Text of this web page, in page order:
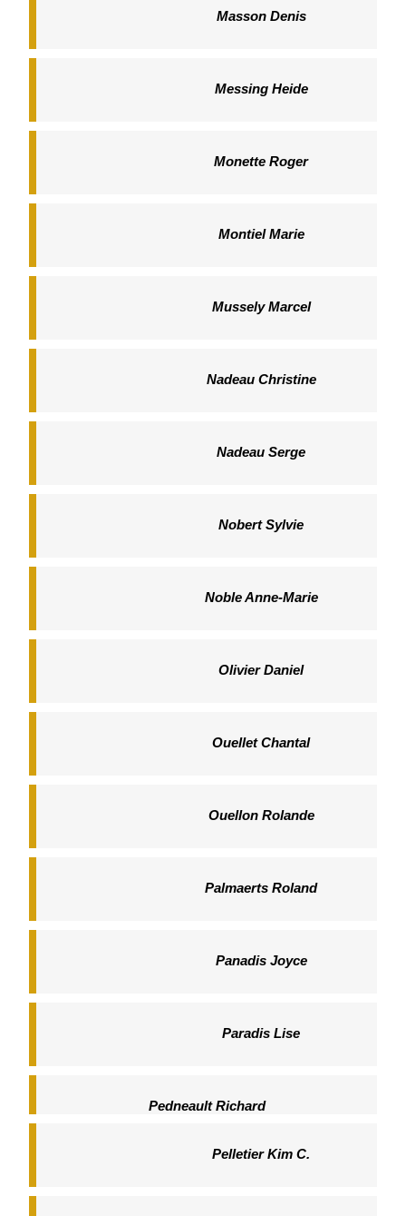
Masson Denis
Messing Heide
Monette Roger
Montiel Marie
Mussely Marcel
Nadeau Christine
Nadeau Serge
Nobert Sylvie
Noble Anne-Marie
Olivier Daniel
Ouellet Chantal
Ouellon Rolande
Palmaerts Roland
Panadis Joyce
Paradis Lise
Pedneault Richard
Pelletier Kim C.